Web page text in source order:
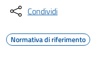
Condividi
Normativa di riferimento